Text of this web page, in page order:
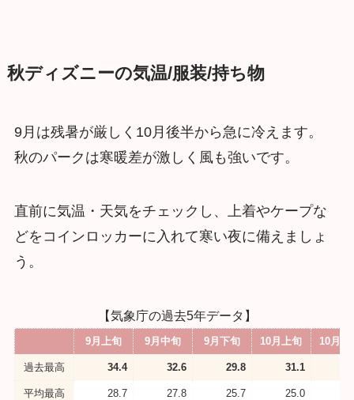
秋ディズニーの気温/服装/持ち物
9月は残暑が厳しく10月後半から急に冷えます。
秋のパークは寒暖差が激しく風も強いです。
直前に気温・天気をチェックし、上着やケープな
どをコインロッカーに入れて寒い夜に備えましょ
う。
【気象庁の過去5年データ】
9月上旬 9月中旬 9月下旬 10月上旬 10月中
過去最高 34.4 32.6 29.8 31.1
平均最高 28.7 27.8 25.7 25.0